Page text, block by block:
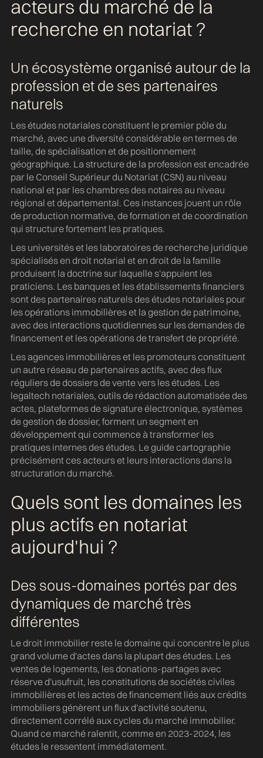
acteurs du marché de la
recherche en notariat ?
Un écosystème organisé autour de la
profession et de ses partenaires
naturels
Les études notariales constituent le premier pôle du
marché, avec une diversité considérable en termes de
taille, de spécialisation et de positionnement
géographique. La structure de la profession est encadrée
par le Conseil Supérieur du Notariat (CSN) au niveau
national et par les chambres des notaires au niveau
régional et départemental. Ces instances jouent un rôle
de production normative, de formation et de coordination
qui structure fortement les pratiques.
Les universités et les laboratoires de recherche juridique
spécialisés en droit notarial et en droit de la famille
produisent la doctrine sur laquelle s'appuient les
praticiens. Les banques et les établissements financiers
sont des partenaires naturels des études notariales pour
les opérations immobilières et la gestion de patrimoine,
avec des interactions quotidiennes sur les demandes de
financement et les opérations de transfert de propriété.
Les agences immobilières et les promoteurs constituent
un autre réseau de partenaires actifs, avec des flux
réguliers de dossiers de vente vers les études. Les
legaltech notariales, outils de rédaction automatisée des
actes, plateformes de signature électronique, systèmes
de gestion de dossier, forment un segment en
développement qui commence à transformer les
pratiques internes des études. Le guide cartographie
précisément ces acteurs et leurs interactions dans la
structuration du marché.
Quels sont les domaines les
plus actifs en notariat
aujourd'hui ?
Des sous-domaines portés par des
dynamiques de marché très
différentes
Le droit immobilier reste le domaine qui concentre le plus
grand volume d'actes dans la plupart des études. Les
ventes de logements, les donations-partages avec
réserve d'usufruit, les constitutions de sociétés civiles
immobilières et les actes de financement liés aux crédits
immobiliers génèrent un flux d'activité soutenu,
directement corrélé aux cycles du marché immobilier.
Quand ce marché ralentit, comme en 2023-2024, les
études le ressentent immédiatement.